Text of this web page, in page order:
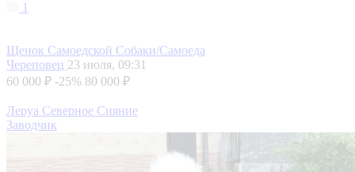
1
Щенок Самоедской Собаки/Самоеда
Череповец 23 июля, 09:31
60 000 ₽ -25% 80 000 ₽
Леруа Северное Сияние
Заводчик